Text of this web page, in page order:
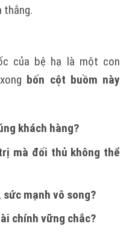
thắng.
của bệ hạ là một con
bốn cột buồm này
khách hàng?
mà đối thủ không thể
mạnh vô song?
chính vững chắc?